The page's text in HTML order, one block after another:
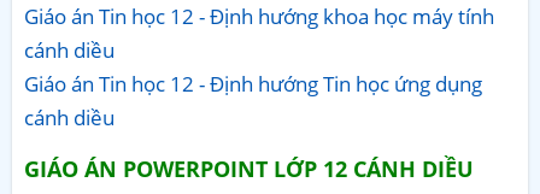
Giáo án Tin học 12 - Định hướng khoa học máy tính
cánh diều
Giáo án Tin học 12 - Định hướng Tin học ứng dụng
cánh diều
GIÁO ÁN POWERPOINT LỚP 12 CÁNH DIỀU